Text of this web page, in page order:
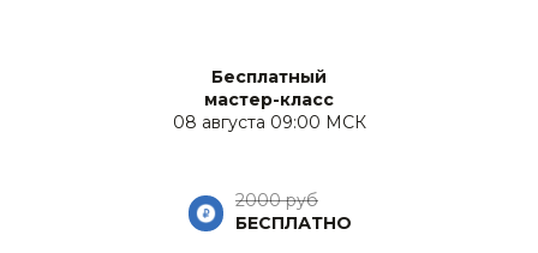
2000 руб
БЕСПЛАТНО
Бесплатный
мастер-класс
08 августа 09:00 МСК